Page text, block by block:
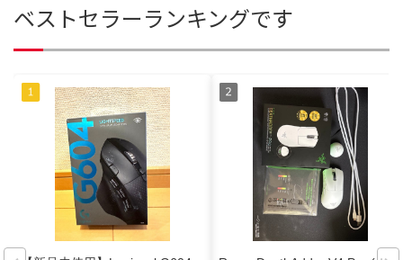
ベストセラーランキングです